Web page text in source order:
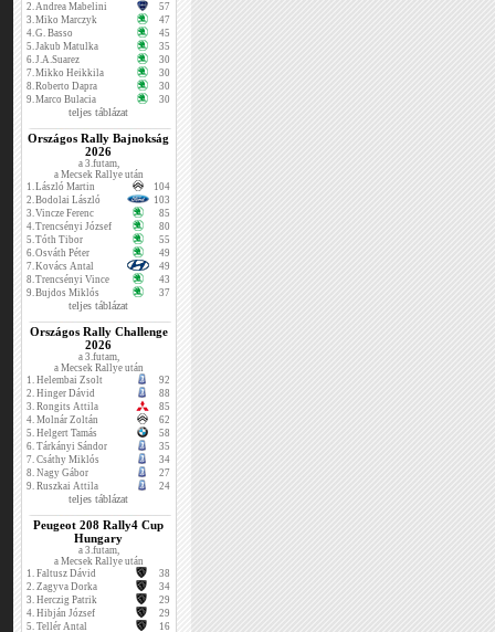
2.Andrea Mabelini
57
3.Miko Marczyk
47
4.G. Basso
45
5.Jakub Matulka
35
6.J.A.Suarez
30
7.Mikko Heikkila
30
8.Roberto Dapra
30
9.Marco Bulacia 30
teljes táblázat
Országos Rally Bajnokság
2026
a 3.futam,
a Mecsek Rallye után
1.László Martin
104
2.Bodolai László
103
3.Vincze Ferenc
85
4.Trencsényi József
80
5.Tóth Tibor
55
6.Osváth Péter
49
7.Kovács Antal
49
8.Trencsényi Vince
43
9.Bujdos Miklós 37
teljes táblázat
Országos Rally Challenge
2026
a 3.futam,
a Mecsek Rallye után
1. Helembai Zsolt
92
2. Hinger Dávid
88
3. Rongits Attila
85
4. Molnár Zoltán
62
5. Helgert Tamás
58
6. Tárkányi Sándor
35
7. Csáthy Miklós
34
8. Nagy Gábor
27
9. Ruszkai Attila 24
teljes táblázat
Peugeot 208 Rally4 Cup
Hungary
a 3.futam,
a Mecsek Rallye után
1. Faltusz Dávid
38
2. Zagyva Dorka
34
3. Herczig Patrik
29
4. Hibján József
29
5. Tellér Antal
16